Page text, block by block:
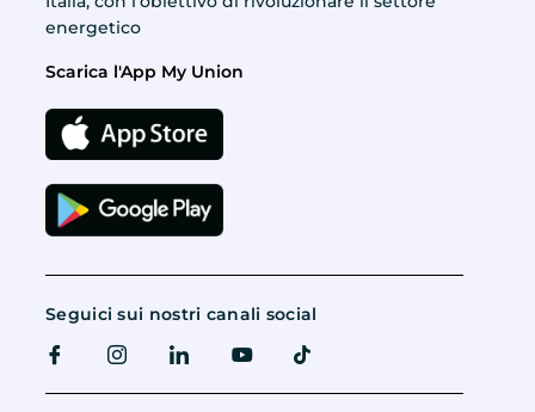
energetico
Scarica l'App My Union
Seguici sui nostri canali social